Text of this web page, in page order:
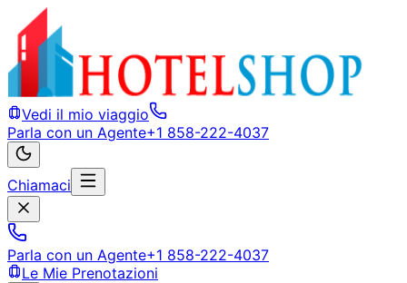
Vedi il mio viaggio
Parla con un Agente+1 858-222-4037
Chiamaci
Parla con un Agente+1 858-222-4037
Le Mie Prenotazioni